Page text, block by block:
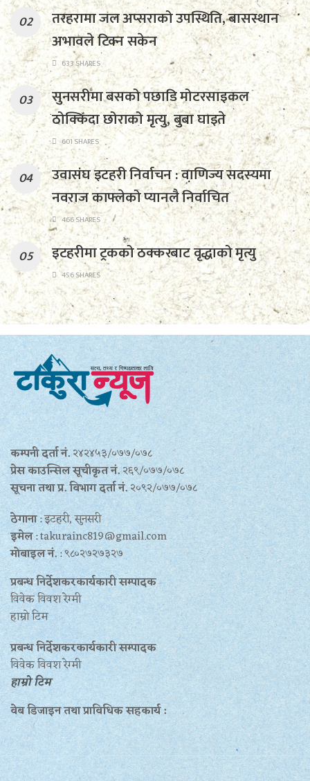
तरहरामा जल अप्सराको उपस्थिति, बासस्थान
अभावले टिक्न सकेन
633 SHARES
सुनसरीमा बसको पछाडि मोटरसाइकल
ठोक्किँदा छोराको मृत्यु, बुबा घाइते
601 SHARES
उवासंघ इटहरी निर्वाचन : वाणिज्य सदस्यमा
नवराज काफ्लेको प्यानलै निर्वाचित
466 SHARES
इटहरीमा ट्रकको ठक्करबाट वृद्धाको मृत्यु
456 SHARES
कम्पनी दर्ता नं.२४२४५३/०७७/०७८
प्रेस काउन्सिल सूचीकृत नं.२६९/०७७/०७८
सूचना तथा प्र‍. विभाग दर्ता नं.२०९२/०७७/०७८
ठेगाना: इटहरी, सुनसरी
इमेल: takurainc819@gmail.com
मोबाइल नं.: ९८०२७२७३२७
प्रबन्ध निर्देशकरकार्यकारी सम्पादक
विवेक विवश रेग्मी
हाम्रो टिम
प्रबन्ध निर्देशकरकार्यकारी सम्पादक
विवेक विवश रेग्मी
हाम्रो टिम
वेब डिजाइन तथा प्राविधिक सहकार्य :